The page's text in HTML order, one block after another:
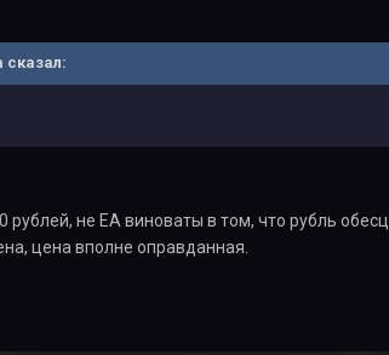
сказал:
рублей, не EA виноваты в том, что рубль
цена вполне оправданная.